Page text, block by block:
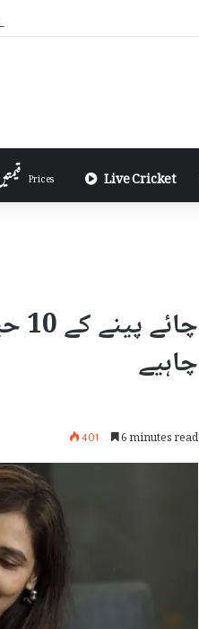
Prices Live Cricket
چاہیے
401 6 minutes read